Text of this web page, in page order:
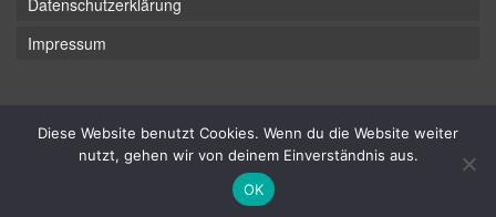
Datenschutzerklärung
Impressum
© Hans-Wurst.net - Gute Laune seit 2005
Diese Website benutzt Cookies. Wenn du die Website weiter
nutzt, gehen wir von deinem Einverständnis aus.
OK